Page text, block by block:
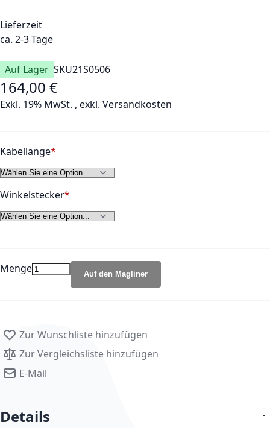
Lieferzeit
ca. 2-3 Tage
Auf Lager SKU21S0506
164,00 €
Exkl. 19% MwSt. , exkl. Versandkosten
Kabellänge
Winkelstecker
Menge Auf den Magliner
Zur Wunschliste hinzufügen
Zur Vergleichsliste hinzufügen
E-Mail
Details